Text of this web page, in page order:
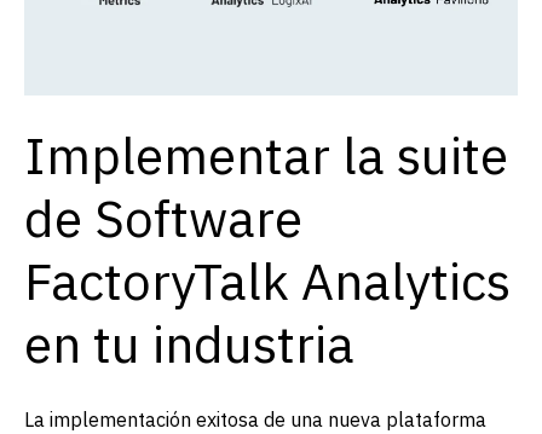
Implementar la suite
de Software
FactoryTalk Analytics
en tu industria
La implementación exitosa de una nueva plataforma